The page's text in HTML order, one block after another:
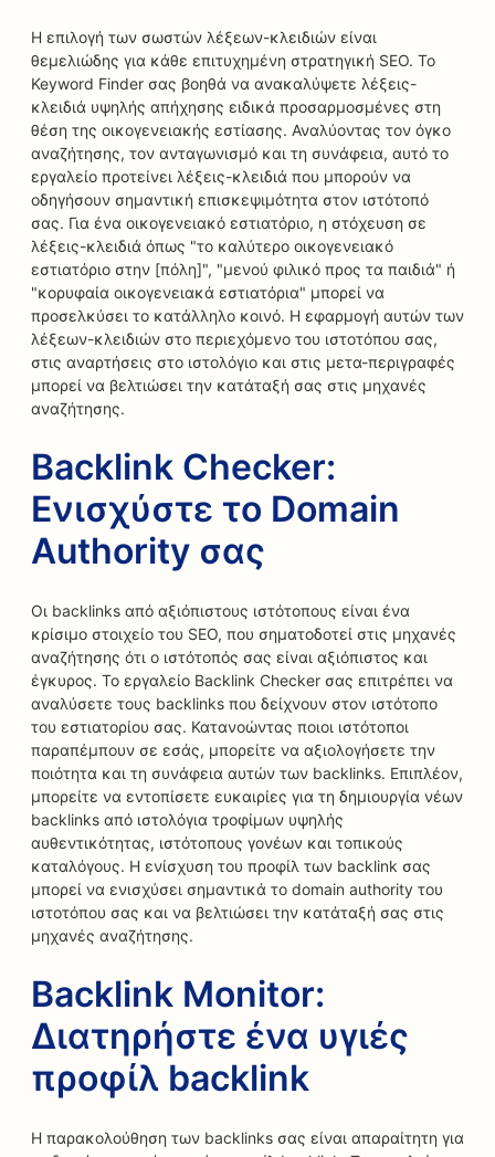
Η επιλογή των σωστών λέξεων-κλειδιών είναι
θεμελιώδης για κάθε επιτυχημένη στρατηγική SEO. Το
Keyword Finder σας βοηθά να ανακαλύψετε λέξεις-
κλειδιά υψηλής απήχησης ειδικά προσαρμοσμένες στη
θέση της οικογενειακής εστίασης. Αναλύοντας τον όγκο
αναζήτησης, τον ανταγωνισμό και τη συνάφεια, αυτό το
εργαλείο προτείνει λέξεις-κλειδιά που μπορούν να
οδηγήσουν σημαντική επισκεψιμότητα στον ιστότοπό
σας. Για ένα οικογενειακό εστιατόριο, η στόχευση σε
λέξεις-κλειδιά όπως "το καλύτερο οικογενειακό
εστιατόριο στην [πόλη]", "μενού φιλικό προς τα παιδιά" ή
"κορυφαία οικογενειακά εστιατόρια" μπορεί να
προσελκύσει το κατάλληλο κοινό. Η εφαρμογή αυτών των
λέξεων-κλειδιών στο περιεχόμενο του ιστοτόπου σας,
στις αναρτήσεις στο ιστολόγιο και στις μετα-περιγραφές
μπορεί να βελτιώσει την κατάταξή σας στις μηχανές
αναζήτησης.
Backlink Checker:
Ενισχύστε το Domain
Authority σας
Οι backlinks από αξιόπιστους ιστότοπους είναι ένα
κρίσιμο στοιχείο του SEO, που σηματοδοτεί στις μηχανές
αναζήτησης ότι ο ιστότοπός σας είναι αξιόπιστος και
έγκυρος. Το εργαλείο Backlink Checker σας επιτρέπει να
αναλύσετε τους backlinks που δείχνουν στον ιστότοπο
του εστιατορίου σας. Κατανοώντας ποιοι ιστότοποι
παραπέμπουν σε εσάς, μπορείτε να αξιολογήσετε την
ποιότητα και τη συνάφεια αυτών των backlinks. Επιπλέον,
μπορείτε να εντοπίσετε ευκαιρίες για τη δημιουργία νέων
backlinks από ιστολόγια τροφίμων υψηλής
αυθεντικότητας, ιστότοπους γονέων και τοπικούς
καταλόγους. Η ενίσχυση του προφίλ των backlink σας
μπορεί να ενισχύσει σημαντικά το domain authority του
ιστοτόπου σας και να βελτιώσει την κατάταξή σας στις
μηχανές αναζήτησης.
Backlink Monitor:
Διατηρήστε ένα υγιές
προφίλ backlink
Η παρακολούθηση των backlinks σας είναι απαραίτητη για